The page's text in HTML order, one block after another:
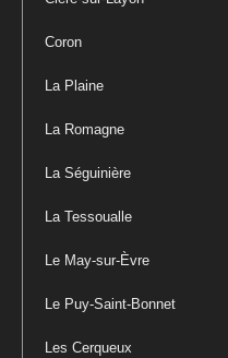
Coron
La Plaine
La Romagne
La Séguinière
La Tessoualle
Le May-sur-Èvre
Le Puy-Saint-Bonnet
Les Cerqueux